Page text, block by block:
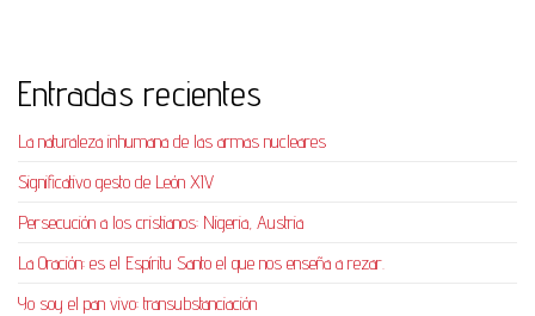
Entradas recientes
La naturaleza inhumana de las armas nucleares
Significativo gesto de León XIV
Persecución a los cristianos: Nigeria, Austria
La Oración: es el Espíritu Santo el que nos enseña a rezar.
Yo soy el pan vivo: transubstanciación